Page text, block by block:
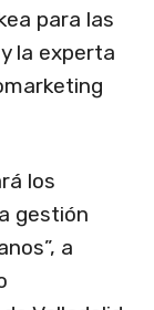
para las
la experta
los
gestión
a